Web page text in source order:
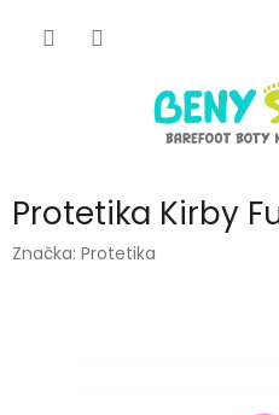
Protetika Kirby
Značka: Protetika